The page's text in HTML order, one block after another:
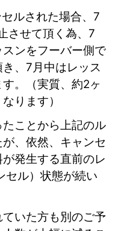
ルされた場合、7
させて頂く為、 7
ンをフーバー側で
、 7月中はレッス
。（実質、約2ヶ
ります）
ことから上記のル
、依然、キャンセ
発生する直前のレ
セル）状態が続い
いた方も別のご予